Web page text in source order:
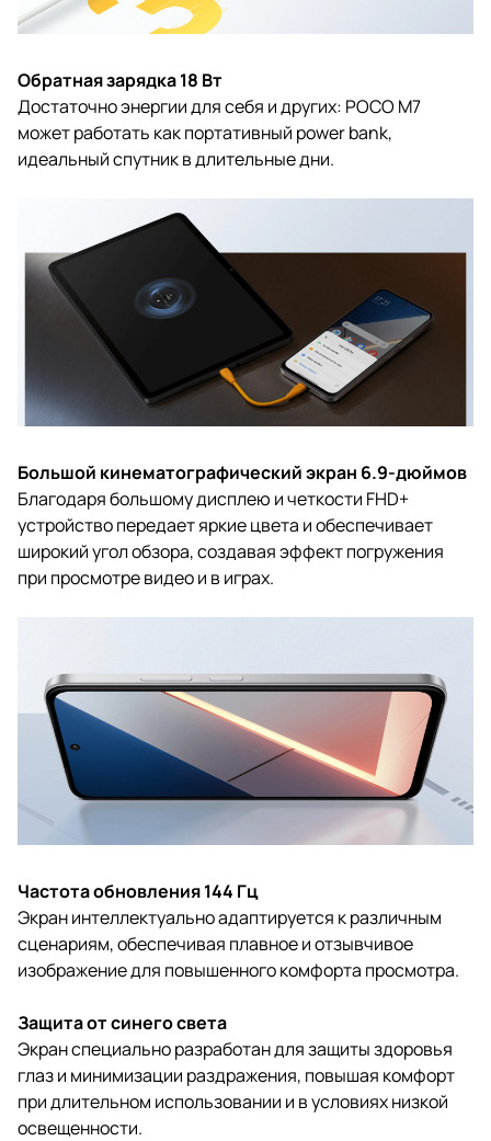
Обратная зарядка 18 Вт
Достаточно энергии для себя и других: POCO M7
может работать как портативный power bank,
идеальный спутник в длительные дни.
Большой кинематографический экран 6.9-дюймов
Благодаря большому дисплею и четкости FHD+
устройство передает яркие цвета и обеспечивает
широкий угол обзора, создавая эффект погружения
при просмотре видео и в играх.
Частота обновления 144 Гц
Экран интеллектуально адаптируется к различным
сценариям, обеспечивая плавное и отзывчивое
изображение для повышенного комфорта просмотра.
Защита от синего света
Экран специально разработан для защиты здоровья
глаз и минимизации раздражения, повышая комфорт
при длительном использовании и в условиях низкой
освещенности.